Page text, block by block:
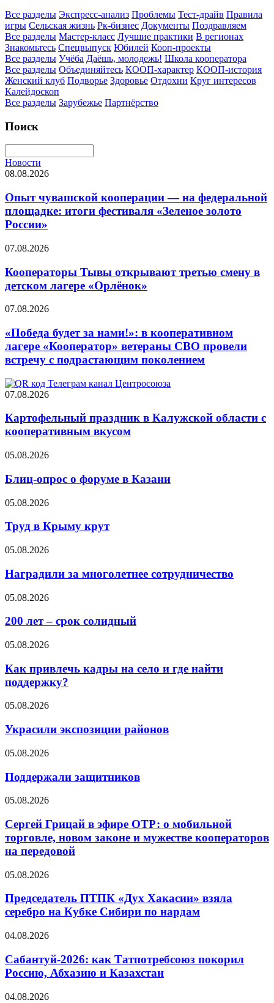
Все разделы Экспресс-анализ Проблемы Тест-драйв Правила
игры Сельская жизнь Рк-бизнес Документы Поздравляем
Все разделы Мастер-класс Лучшие практики В регионах
Знакомьтесь Спецвыпуск Юбилей Кооп-проекты
Все разделы Учёба Даёшь, молодежь! Школа кооператора
Все разделы Объединяйтесь КООП-характер КООП-история
Женский клуб Подворье Здоровье Отдохни Круг интересов
Калейдоскоп
Все разделы Зарубежье Партнёрство
Поиск
Новости
08.08.2026
Опыт чувашской кооперации — на федеральной
площадке: итоги фестиваля «Зеленое золото
России»
07.08.2026
Кооператоры Тывы открывают третью смену в
детском лагере «Орлёнок»
07.08.2026
«Победа будет за нами!»: в кооперативном
лагере «Кооператор» ветераны СВО провели
встречу с подрастающим поколением
07.08.2026
Картофельный праздник в Калужской области с
кооперативным вкусом
05.08.2026
Блиц-опрос о форуме в Казани
05.08.2026
Труд в Крыму крут
05.08.2026
Наградили за многолетнее сотрудничество
05.08.2026
200 лет – срок солидный
05.08.2026
Как привлечь кадры на село и где найти
поддержку?
05.08.2026
Украсили экспозиции районов
05.08.2026
Поддержали защитников
05.08.2026
Сергей Грицай в эфире ОТР: о мобильной
торговле, новом законе и мужестве кооператоров
на передовой
05.08.2026
Председатель ПТПК «Дух Хакасии» взяла
серебро на Кубке Сибири по нардам
04.08.2026
Сабантуй-2026: как Татпотребсоюз покорил
Россию, Абхазию и Казахстан
04.08.2026